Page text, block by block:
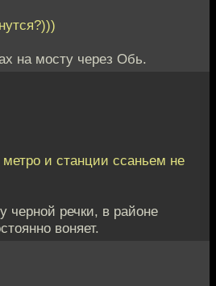
на мосту через Обь.
и станции ссаньем не
черной речки, в районе
воняет.